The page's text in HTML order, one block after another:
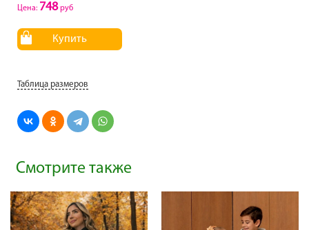
Цена: 748руб
Купить
Таблица размеров
Смотрите также